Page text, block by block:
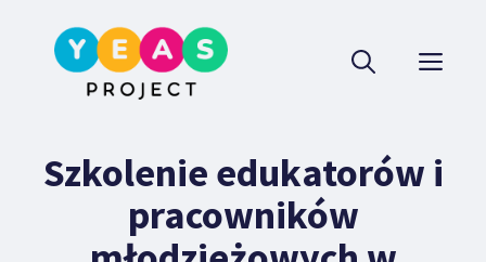
Szkolenie edukatorów i
pracowników